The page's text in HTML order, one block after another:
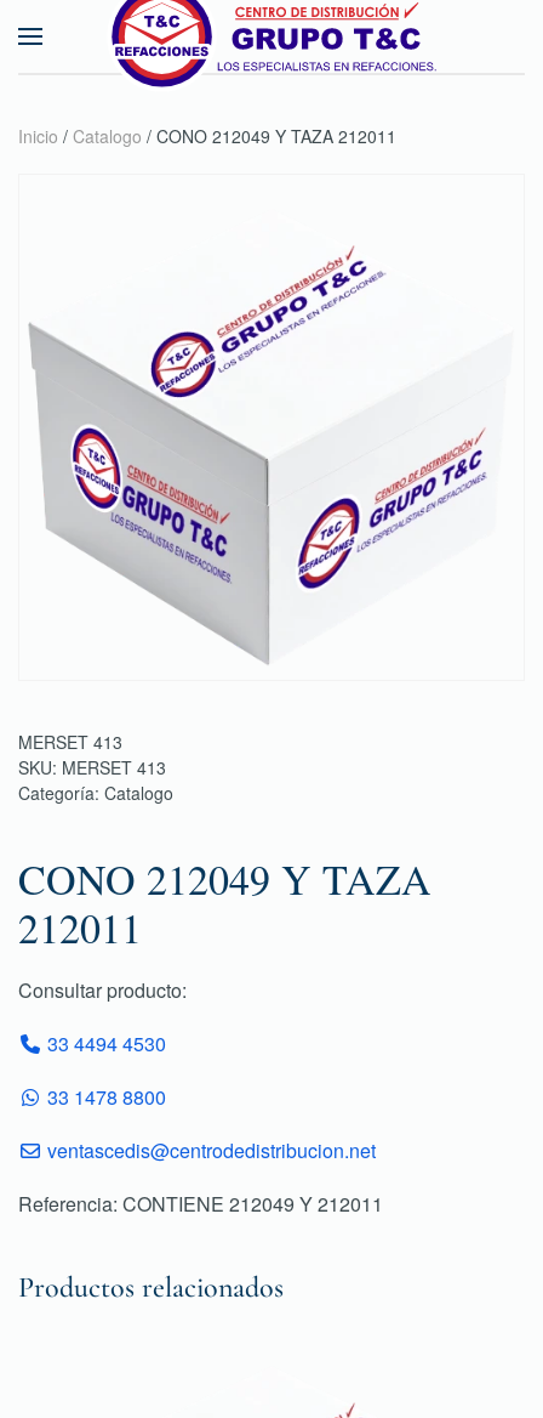
Skip to main content
Inicio / Catalogo / CONO 212049 Y TAZA 212011
MERSET 413
SKU: MERSET 413
Categoría: Catalogo
CONO 212049 Y TAZA
212011
Consultar producto:
33 4494 4530
33 1478 8800
ventascedis@centrodedistribucion.net
Referencia: CONTIENE 212049 Y 212011
Productos relacionados